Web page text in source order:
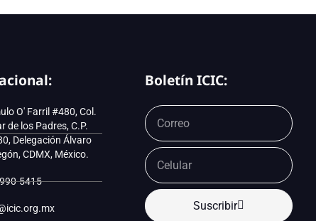
O' Farril #480, Col.
de los Padres, C.P.
Delegación Álvaro
CDMX, México.
5415
Boletín ICIC:
Suscribir